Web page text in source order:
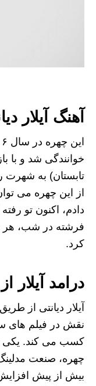
آهنگ آیلار
خوانندگی شد و با
تابستان) به شهرت
از این چهره می
دادم، اکنون تو
فرشته در شب، هر
کرد.
درامد آیلار
آیلار دیانتی از
نقش در فیلم های
کسب می کند. یکی
چهره، صنعت
بیش از پیش